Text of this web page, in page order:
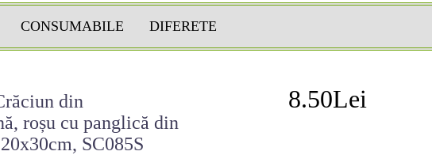
CONSUMABILE DIFERETE
din
roșu cu panglică din
SC085S
8.50Lei